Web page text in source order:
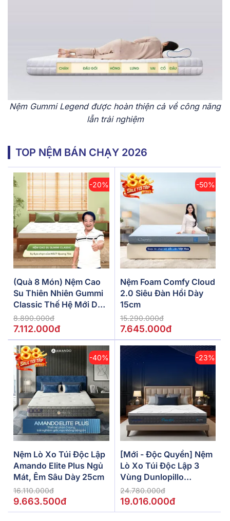
Nệm Gummi Legend được hoàn thiện cả về công năng
lẫn trải nghiệm
TOP NỆM BÁN CHẠY 2026
-20%
(Quà 8 Món) Nệm Cao
Su Thiên Nhiên Gummi
Classic Thế Hệ Mới Dày
5/10/15cm
8.890.000đ
7.112.000đ
-50%
Nệm Foam Comfy Cloud
2.0 Siêu Đàn Hồi Dày
15cm
15.290.000đ
7.645.000đ
-40%
Nệm Lò Xo Túi Độc Lập
Amando Elite Plus Ngủ
Mát, Êm Sâu Dày 25cm
16.110.000đ
9.663.500đ
-23%
[Mới - Độc Quyền] Nệm
Lò Xo Túi Độc Lập 3
Vùng Dunlopillo
De.Stress Powerful
24.780.000đ
19.016.000đ